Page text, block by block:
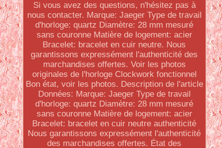
Si vous avez des questions, n'hésitez pas à
nous contacter. Marque: Jaeger Type de travail
d'horloge: quartz Diamètre: 28 mm mesuré
sans couronne Matière de logement: acier
Bracelet: bracelet en cuir neutre. Nous
garantissons expressément l'authenticité des
marchandises offertes. Voir les photos
originales de l'horloge Clockwork fonctionnel
Bon état, voir les photos. Description de l'article
Données: Marque: Jaeger Type de travail
d'horloge: quartz Diamètre: 28 mm mesuré
sans couronne Matière de logement: acier
Bracelet: bracelet en cuir neutre authenticité
Nous garantissons expressément l'authenticité
des marchandises offertes. État des